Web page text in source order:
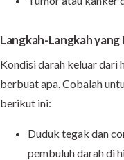
Langkah-Langkah
Kondisi darah keluar dari
berbuat apa. Cobalah
berikut ini:
Duduk tegak dan
pembuluh darah di